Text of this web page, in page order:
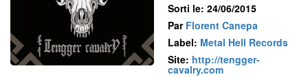
Sorti le: 24/06/2015
Par Florent Canepa
Label: Metal Hell Records
Site: http://tengger-
cavalry.com